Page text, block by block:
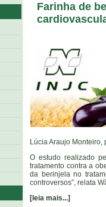
Farinha de
Lúcia Araujo Monteiro,
O estudo realizado
tratamento contra a
da berinjela no
controversos”, relata
[leia mais...]